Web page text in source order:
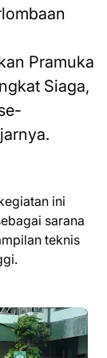
Pramuka
Siaga,
ini
sarana
teknis